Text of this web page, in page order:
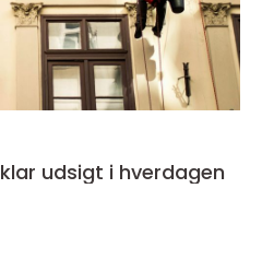
Vinduespudser ikast klar udsigt i hverdagen